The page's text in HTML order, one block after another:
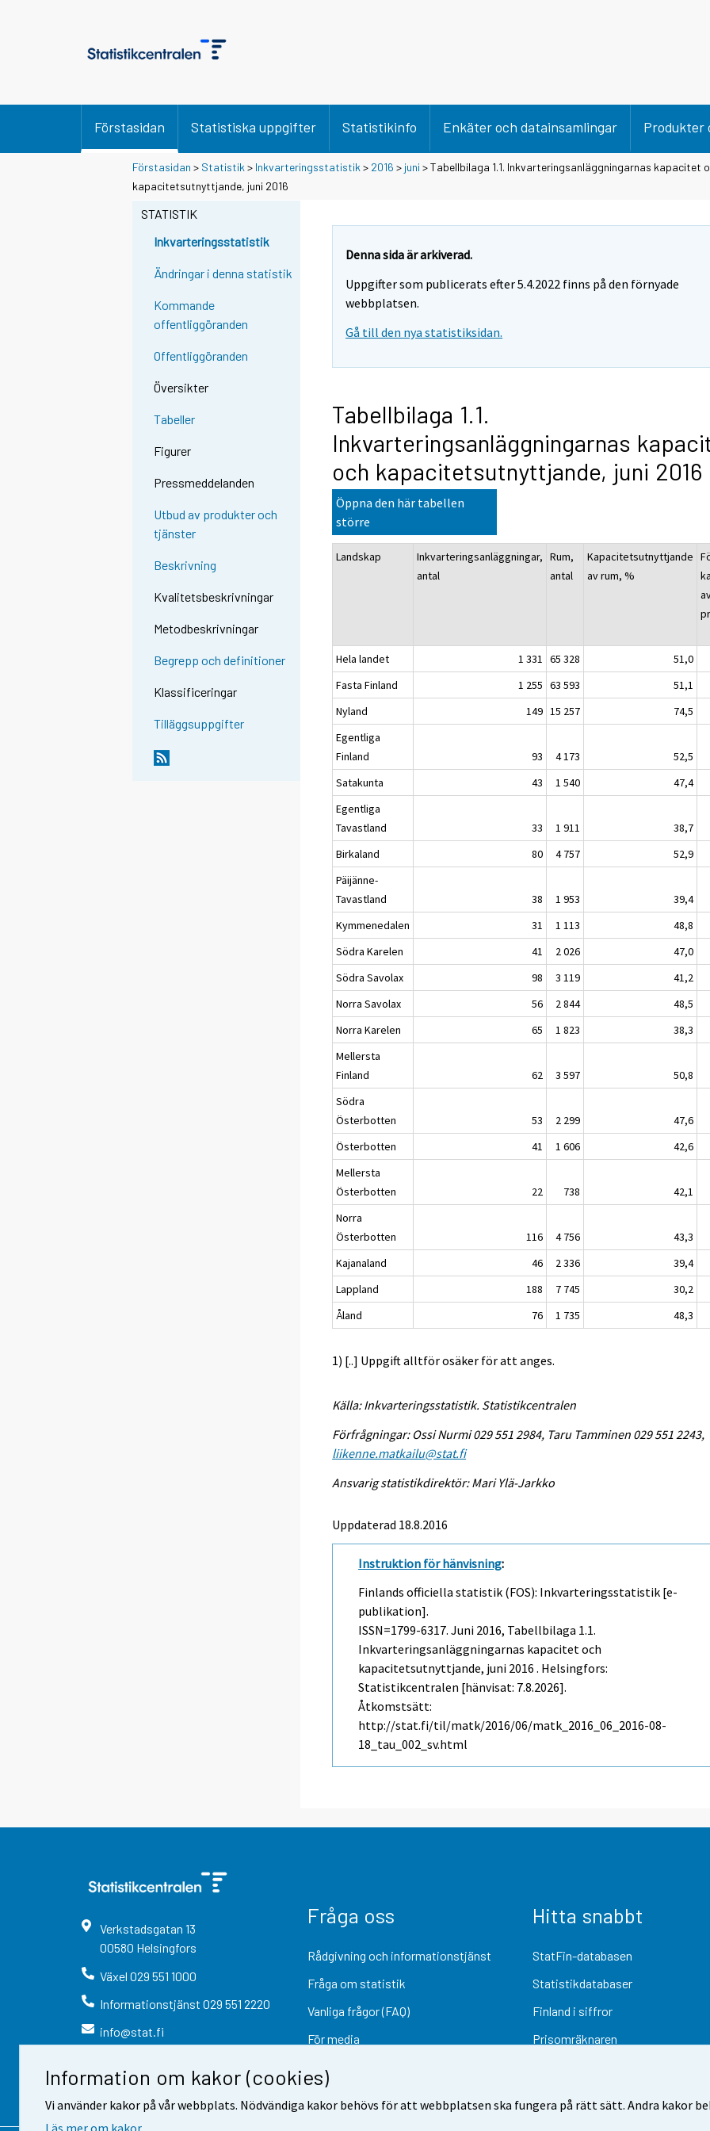
Information om kakor (cookies)
Vi använder kakor på vår webbplats. Nödvändiga kakor behövs för att webbplatsen ska fungera på rätt sätt. Andra kakor
Läs mer om kakor.
Förstasidan Statistiska uppgifter Statistikinfo Enkäter och datainsamlingar Produkter
Förstasidan > Statistik > Inkvarteringsstatistik > 2016 > juni > Tabellbilaga 1.1. Inkvarteringsanläggningarnas kapacitet
kapacitetsutnyttjande, juni 2016
STATISTIK
Inkvarteringsstatistik
Ändringar i denna statistik
Kommande
offentliggöranden
Offentliggöranden
Översikter
Tabeller
Figurer
Pressmeddelanden
Utbud av produkter och
tjänster
Beskrivning
Kvalitetsbeskrivningar
Metodbeskrivningar
Begrepp och definitioner
Klassificeringar
Tilläggsuppgifter
Denna sida är arkiverad.
Uppgifter som publicerats efter 5.4.2022 finns på den förnyade
webbplatsen.
Gå till den nya statistiksidan.
Tabellbilaga 1.1.
Inkvarteringsanläggningarnas
och kapacitetsutnyttjande, juni 2016
Öppna den här tabellen
större
Landskap
Inkvarteringsanläggningar,
antal
Rum,
antal
Kapacitetsutnyttjande
av rum, %
Hela landet
1 331 65 328 51,0
Fasta Finland
1 255 63 593 51,1
Nyland
149 15 257 74,5
Egentliga
Finland
93 4 173 52,5
Satakunta
43 1 540 47,4
Egentliga
Tavastland
33 1 911 38,7
Birkaland
80 4 757 52,9
Päijänne-
Tavastland
38 1 953 39,4
Kymmenedalen
31 1 113 48,8
Södra Karelen
41 2 026 47,0
Södra Savolax
98 3 119 41,2
Norra Savolax
56 2 844 48,5
Norra Karelen
65 1 823 38,3
Mellersta
Finland
62 3 597 50,8
Södra
Österbotten
53 2 299 47,6
Österbotten
41 1 606 42,6
Mellersta
Österbotten
22 738 42,1
Norra
Österbotten
116 4 756 43,3
Kajanaland
46 2 336 39,4
Lappland
188 7 745 30,2
Åland
76 1 735 48,3
1) [..] Uppgift alltför osäker för att anges.
Källa: Inkvarteringsstatistik. Statistikcentralen
Förfrågningar: Ossi Nurmi 029 551 2984, Taru Tamminen 029 551 2243,
liikenne.matkailu@stat.fi
Ansvarig statistikdirektör: Mari Ylä-Jarkko
Uppdaterad 18.8.2016
Instruktion för hänvisning:
Finlands officiella statistik (FOS): Inkvarteringsstatistik [e-
publikation].
ISSN=1799-6317.Juni 2016, Tabellbilaga 1.1.
Inkvarteringsanläggningarnas kapacitet och
kapacitetsutnyttjande, juni 2016 . Helsingfors:
Statistikcentralen [hänvisat: 7.8.2026].
Åtkomstsätt:
http://stat.fi/til/matk/2016/06/matk_2016_06_2016-08-
18_tau_002_sv.html
Verkstadsgatan 13
00580 Helsingfors
Växel 029 551 1000
Informationstjänst 029 551 2220
info@stat.fi
Fråga oss
Rådgivning och informationstjänst
Fråga om statistik
Vanliga frågor (FAQ)
För media
Hitta snabbt
StatFin-databasen
Statistikdatabaser
Finland i siffror
Prisomräknaren